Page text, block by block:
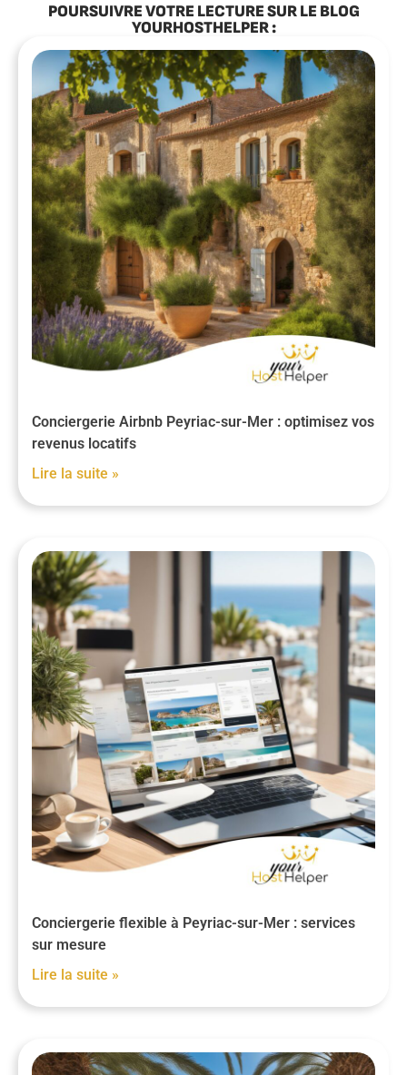
POURSUIVRE VOTRE LECTURE SUR LE BLOG
YOURHOSTHELPER :
Conciergerie Airbnb Peyriac-sur-Mer : optimisez vos
revenus locatifs
Lire la suite »
Conciergerie flexible à Peyriac-sur-Mer : services
sur mesure
Lire la suite »